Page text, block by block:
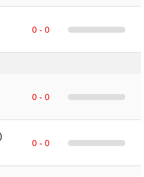
0 - 0
0 - 0
0 - 0